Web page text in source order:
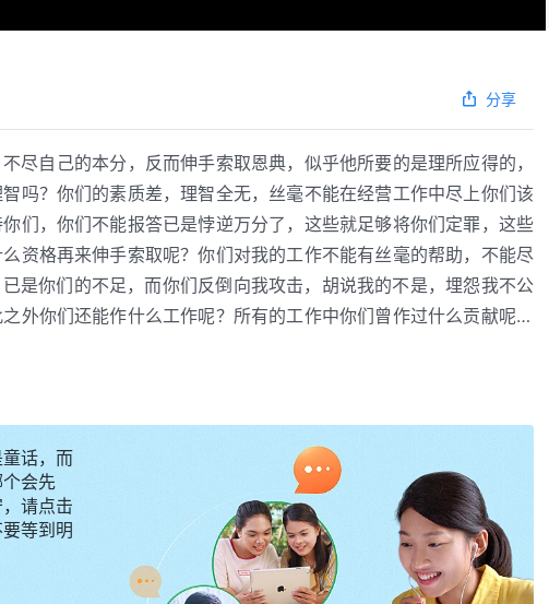
分享
尽自己的本分，反而伸手索取恩典，似乎他所要的是理所应得的，
吗？你们的素质差，理智全无，丝毫不能在经营工作中尽上你们该
们，你们不能报答已是悖逆万分了，这些就足够将你们定罪，这些
资格再来伸手索取呢？你们对我的工作不能有丝毫的帮助，不能尽
是你们的不足，而你们反倒向我攻击，胡说我的不是，埋怨我不公
外你们还能作什么工作呢？所有的工作中你们曾作过什么贡献呢？
但你不能不尽本分，不能不尽忠心，人的作工中有掺杂那是素质的
不论是得福或是受祸，作为受造之物就应尽到自己的本分，做自己
求神的人最起码具备的。你不应为得福而尽本分，也不应怕受祸而
的本分那是人该做的，人若不能尽自己的本分那就是人的悖逆。人
分的过程中才显出忠心的，这样，你越能尽自己的本分越能得着更
应付着尽本分却不寻求真理的人最终也得被淘汰，因为这样的人并
话，而
会先
请点击
等到明